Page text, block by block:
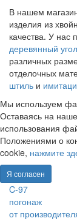
В нашем
изделия из
качества. У нас
деревянный
различных
отделочных
штиль и
Мы используем
Оставаясь на
использования
Положениями о
cookie, нажмите
Я согласен
C-97
погонаж
от